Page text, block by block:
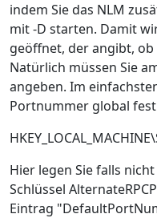
indem Sie das NLM
mit -D starten. Damit
geöffnet, der angibt,
Natürlich müssen Sie
angeben. Im
Portnummer global
Hier legen Sie falls
Schlüssel
Eintrag